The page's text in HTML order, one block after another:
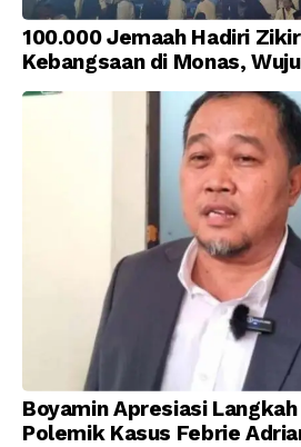
100.000 Jemaah Hadiri
Kebangsaan di Monas,
Kemerdekaan Indonesia
Boyamin Apresiasi
Polemik Kasus Febrie